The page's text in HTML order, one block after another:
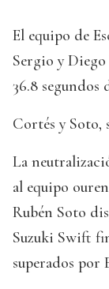
El equipo de
Sergio y
36.8 segundos
Cortés y Soto,
La
al equipo
Rubén Soto
Suzuki Swift
superados por